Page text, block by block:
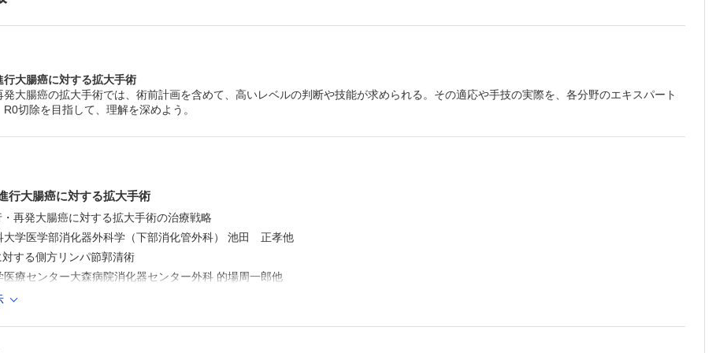
第125回日本外科学会に参加して思う“人生”─ 若手医師に伝える学
行大腸癌に対する拡大手術
発大腸癌の拡大手術では、術前計画を含めて、高いレベルの判断や技能が求められる。その適応や手技の実際を、各分野のエキスパート
切除を目指して、理解を深めよう。
大腸癌に対する拡大手術
再発大腸癌に対する拡大手術の治療戦略
大学医学部消化器外科学（下部消化管外科） 池田 正孝他
する側方リンパ節郭清術
医療センター大森病院消化器センター外科 的場周一郎他
する大動脈周囲リンパ節郭清術